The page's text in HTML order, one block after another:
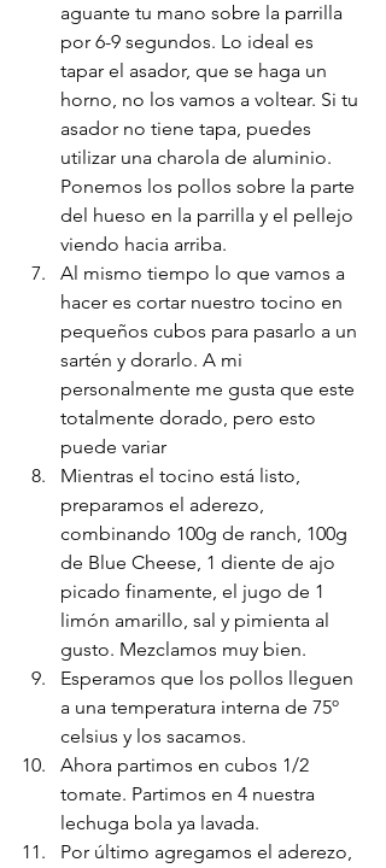
aguante tu mano sobre la parrilla
por 6-9 segundos. Lo ideal es
tapar el asador, que se haga un
horno, no los vamos a voltear. Si tu
asador no tiene tapa, puedes
utilizar una charola de aluminio.
Ponemos los pollos sobre la parte
del hueso en la parrilla y el pellejo
viendo hacia arriba.
Al mismo tiempo lo que vamos a
hacer es cortar nuestro tocino en
pequeños cubos para pasarlo a un
sartén y dorarlo. A mi
personalmente me gusta que este
totalmente dorado, pero esto
puede variar
Mientras el tocino está listo,
preparamos el aderezo,
combinando 100g de ranch, 100g
de Blue Cheese, 1 diente de ajo
picado finamente, el jugo de 1
limón amarillo, sal y pimienta al
gusto. Mezclamos muy bien.
Esperamos que los pollos lleguen
a una temperatura interna de 75º
celsius y los sacamos.
Ahora partimos en cubos 1/2
tomate. Partimos en 4 nuestra
lechuga bola ya lavada.
Por último agregamos el aderezo,